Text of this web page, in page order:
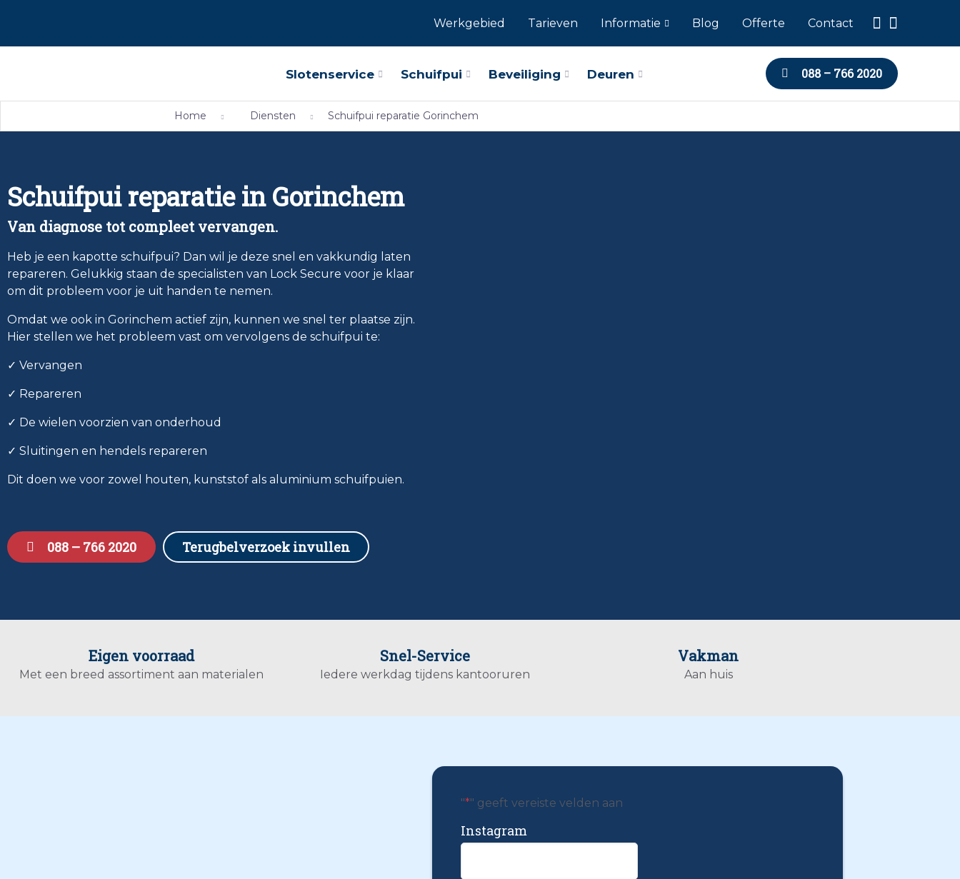
Werkgebied Tarieven Informatie Blog Offerte Contact
Slotenservice Schuifpui Beveiliging Deuren 088 – 766 2020
Home Diensten Schuifpui reparatie Gorinchem
Schuifpui reparatie in Gorinchem
Van diagnose tot compleet vervangen.
Heb je een kapotte schuifpui? Dan wil je deze snel en vakkundig laten
repareren. Gelukkig staan de specialisten van Lock Secure voor je klaar
om dit probleem voor je uit handen te nemen.
Omdat we ook in Gorinchem actief zijn, kunnen we snel ter plaatse zijn.
Hier stellen we het probleem vast om vervolgens de schuifpui te:
✓ Vervangen
✓ Repareren
✓ De wielen voorzien van onderhoud
✓ Sluitingen en hendels repareren
Dit doen we voor zowel houten, kunststof als aluminium schuifpuien.
088 – 766 2020 Terugbelverzoek invullen
Eigen voorraad
Met een breed assortiment aan materialen
Snel-Service
Iedere werkdag tijdens kantooruren
Vakman
Aan huis
"*" geeft vereiste velden aan
Instagram